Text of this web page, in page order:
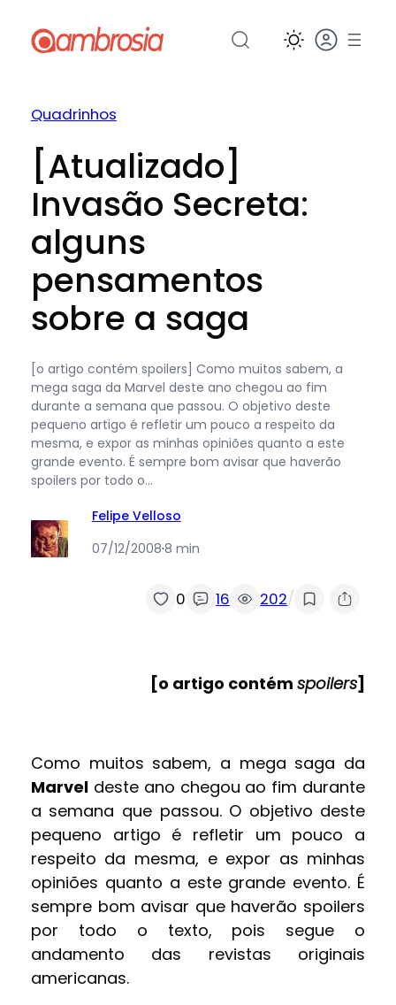
para
Quadrinhos
[Atualizado]
Invasão Secreta:
alguns
pensamentos
sobre a saga
[o artigo contém spoilers] Como muitos sabem, a
mega saga da Marvel deste ano chegou ao fim
durante a semana que passou. O objetivo deste
pequeno artigo é refletir um pouco a respeito da
mesma, e expor as minhas opiniões quanto a este
grande evento. É sempre bom avisar que haverão
spoilers por todo o…
Felipe Velloso
07/12/2008·8 min
0 16 202/
[o artigo contémspoilers]
Como muitos sabem, a mega saga da
Marveldeste ano chegou ao fim durante
a semana que passou. O objetivo deste
pequeno artigo é refletir um pouco a
respeito da mesma, e expor as minhas
opiniões quanto a este grande evento. É
sempre bom avisar que haverão spoilers
por todo o texto, pois segue o
andamento das revistas originais
americanas.